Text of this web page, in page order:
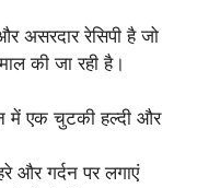
असरदार रेसिपी है जो
की जा रही है।
में एक चुटकी हल्दी और
और गर्दन पर लगाएं